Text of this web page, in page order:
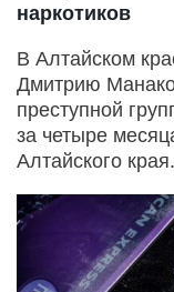
наркотиков
В Алтайском
Дмитрию
преступной
за четыре
Алтайского края.